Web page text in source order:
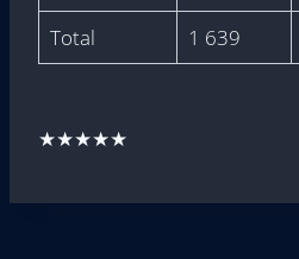
Total
1 639
★★★★★